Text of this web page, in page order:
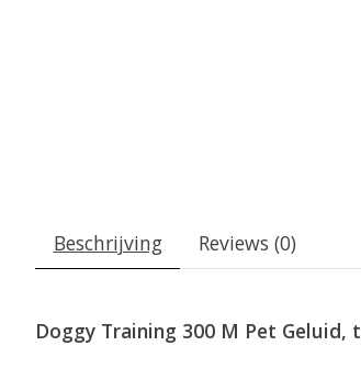
Beschrijving Reviews (0)
Doggy Training 300 M Pet